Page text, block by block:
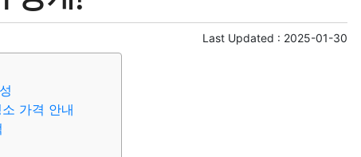
Last Updated : 2025-01-30
가격 안내